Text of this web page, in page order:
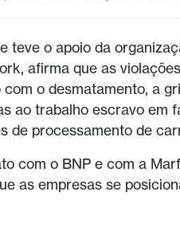
teve o apoio da
afirma que as
o desmatamento, a
ao trabalho escravo em
de processamento de
com o BNP e com a
as empresas se